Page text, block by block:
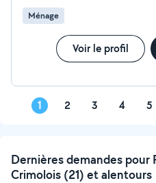
Ménage
Voir le profil
1 2 3 4 5
Dernières demandes pour
Crimolois (21) et alentours